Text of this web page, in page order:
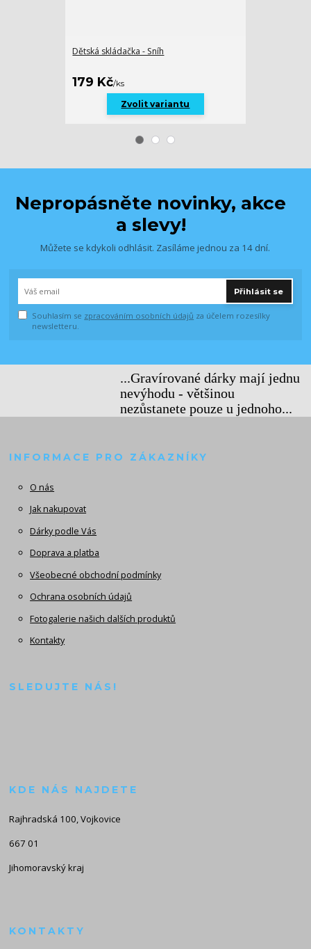
Dětská skládačka - Sníh
179 Kč/ks
Zvolit variantu
Nepropásněte novinky, akce
a slevy!
Můžete se kdykoli odhlásit. Zasíláme jednou za 14 dní.
Přihlásit se
Souhlasím se zpracováním osobních údajů za účelem rozesílky
newsletteru.
...Gravírované dárky mají jednu
nevýhodu - většinou
nezůstanete pouze u jednoho...
INFORMACE PRO ZÁKAZNÍKY
O nás
Jak nakupovat
Dárky podle Vás
Doprava a platba
Všeobecné obchodní podmínky
Ochrana osobních údajů
Fotogalerie našich dalších produktů
Kontakty
SLEDUJTE NÁS!
KDE NÁS NAJDETE
Rajhradská 100, Vojkovice
667 01
Jihomoravský kraj
KONTAKTY